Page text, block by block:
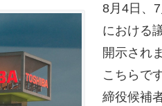
8月4日、
における
開示され
こちらで
締役候補